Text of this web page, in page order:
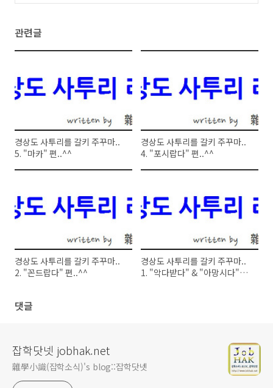
관련글
경상도 사투리를 갈키 주꾸마..
5. "마카" 편..^^
경상도 사투리를 갈키 주꾸마..
4. "포시랍다" 편..^^
경상도 사투리를 갈키 주꾸마..
2. "꼰드랍다" 편..^^
경상도 사투리를 갈키 주꾸마..
1. "악다받다" & "아망시다"
댓글
잡학닷넷 jobhak.net
雜學小識(잡학소식)'s blog::잡학닷넷